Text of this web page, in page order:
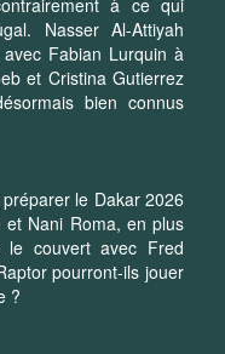
Nasser Al-Attiyah
Fabian Lurquin à
et Cristina Gutierrez
bien connus
le Dakar 2026
et Nani Roma, en plus
le couvert avec Fred
pourront-ils jouer
?